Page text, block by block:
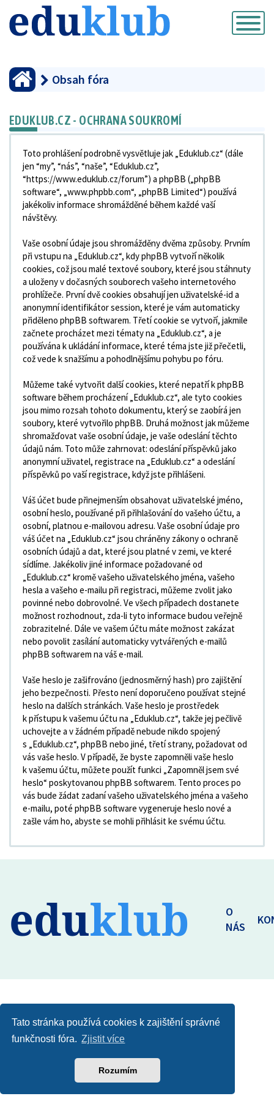
Tato stránka používá cookies k zajištění správné
funkčnosti fóra. Zjistit více
Rozumím
Přepnout
navigaci
Obsah fóra
EDUKLUB.CZ - OCHRANA SOUKROMÍ
Toto prohlášení podrobně vysvětluje jak „Eduklub.cz“ (dále
jen “my”, “nás”, “naše”, “Eduklub.cz”,
“https://www.eduklub.cz/forum”) a phpBB („phpBB
software“, „www.phpbb.com“, „phpBB Limited“) používá
jakékoliv informace shromážděné během každé vaší
návštěvy.
Vaše osobní údaje jsou shromážděny dvěma způsoby. Prvním
při vstupu na „Eduklub.cz“, kdy phpBB vytvoří několik
cookies, což jsou malé textové soubory, které jsou stáhnuty
a uloženy v dočasných souborech vašeho internetového
prohlížeče. První dvě cookies obsahují jen uživatelské-id a
anonymní identifikátor session, které je vám automaticky
přiděleno phpBB softwarem. Třetí cookie se vytvoří, jakmile
začnete procházet mezi tématy na „Eduklub.cz“, a je
používána k ukládání informace, které téma jste již přečetli,
což vede k snažšímu a pohodlnějšímu pohybu po fóru.
Můžeme také vytvořit další cookies, které nepatří k phpBB
software během procházení „Eduklub.cz“, ale tyto cookies
jsou mimo rozsah tohoto dokumentu, který se zaobírá jen
soubory, které vytvořilo phpBB. Druhá možnost jak můžeme
shromažďovat vaše osobní údaje, je vaše odeslání těchto
údajů nám. Toto může zahrnovat: odeslání příspěvků jako
anonymní uživatel, registrace na „Eduklub.cz“ a odeslání
příspěvků po vaší registrace, když jste přihlášeni.
Váš účet bude přinejmenším obsahovat uživatelské jméno,
osobní heslo, používané při přihlašování do vašeho účtu, a
osobní, platnou e-mailovou adresu. Vaše osobní údaje pro
váš účet na „Eduklub.cz“ jsou chráněny zákony o ochraně
osobních údajů a dat, které jsou platné v zemi, ve které
sídlíme. Jakékoliv jiné informace požadované od
„Eduklub.cz“ kromě vašeho uživatelského jména, vašeho
hesla a vašeho e-mailu při registraci, můžeme zvolit jako
povinné nebo dobrovolné. Ve všech případech dostanete
možnost rozhodnout, zda-li tyto informace budou veřejně
zobrazitelné. Dále ve vašem účtu máte možnost zakázat
nebo povolit zasílání automaticky vytvářených e-mailů
phpBB softwarem na váš e-mail.
Vaše heslo je zašifrováno (jednosměrný hash) pro zajištění
jeho bezpečnosti. Přesto není doporučeno používat stejné
heslo na dalších stránkách. Vaše heslo je prostředek
k přístupu k vašemu účtu na „Eduklub.cz“, takže jej pečlivě
uchovejte a v žádném případě nebude nikdo spojený
s „Eduklub.cz“, phpBB nebo jiné, třetí strany, požadovat od
vás vaše heslo. V případě, že byste zapomněli vaše heslo
k vašemu účtu, můžete použít funkci „Zapomněl jsem své
heslo“ poskytovanou phpBB softwarem. Tento proces po
vás bude žádat zadaní vašeho uživatelského jména a vašeho
e-mailu, poté phpBB software vygeneruje heslo nové a
zašle vám ho, abyste se mohli přihlásit ke svému účtu.
eduklub
O
NÁS